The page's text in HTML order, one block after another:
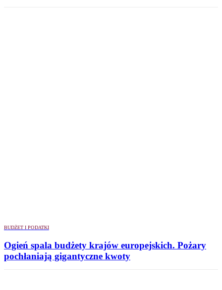
BUDŻET I PODATKI
Ogień spala budżety krajów europejskich. Pożary
pochłaniają gigantyczne kwoty